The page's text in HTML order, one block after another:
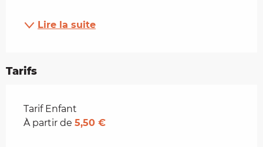
Lire la suite
Tarifs
Tarifs 2026
Tarif Enfant
À partir de 5,50 €